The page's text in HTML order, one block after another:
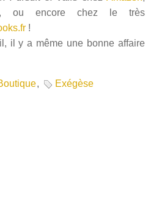
ou encore chez le très
!
il y a même une bonne affaire
, Exégèse